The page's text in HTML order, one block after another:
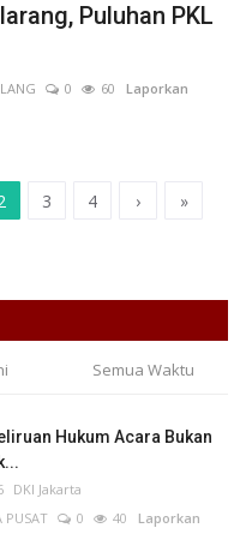
Puluhan PKL
0 60 Laporkan
3 4 › »
Semua Waktu
Hukum Acara Bukan
DKI Jakarta
PUSAT
0 40 Laporkan